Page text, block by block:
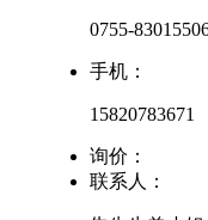
0755-
手机：
15820783671
询价：
联系人：